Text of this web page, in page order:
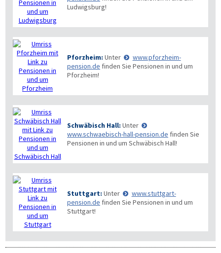
Ludwigsburg!
Pforzheim: Unter
www.pforzheim-
pension.de finden Sie Pensionen in und um
Pforzheim!
Schwäbisch Hall: Unter
www.schwaebisch-hall-pension.de finden Sie
Pensionen in und um Schwäbisch Hall!
Stuttgart: Unter
www.stuttgart-
pension.de finden Sie Pensionen in und um
Stuttgart!